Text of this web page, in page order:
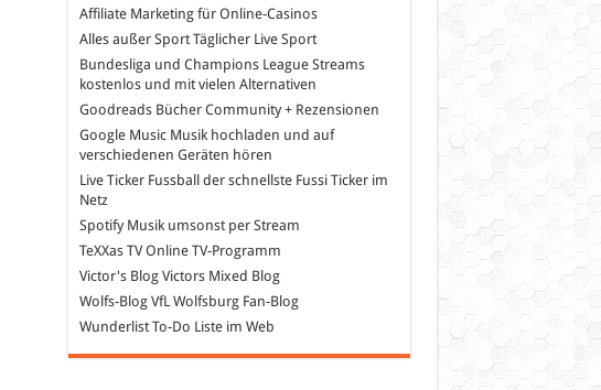
Affiliate Marketingfür Online-Casinos
Alles außer SportTäglicher Live Sport
Bundesliga und Champions League Streams
kostenlos und mit vielen Alternativen
GoodreadsBücher Community + Rezensionen
Google MusicMusik hochladen und auf
verschiedenen Geräten hören
Live Ticker Fussball
der schnellste Fussi Ticker im
Netz
SpotifyMusik umsonst per Stream
TeXXas TVOnline TV-Programm
Victor's BlogVictors Mixed Blog
Wolfs-BlogVfL Wolfsburg Fan-Blog
WunderlistTo-Do Liste im Web